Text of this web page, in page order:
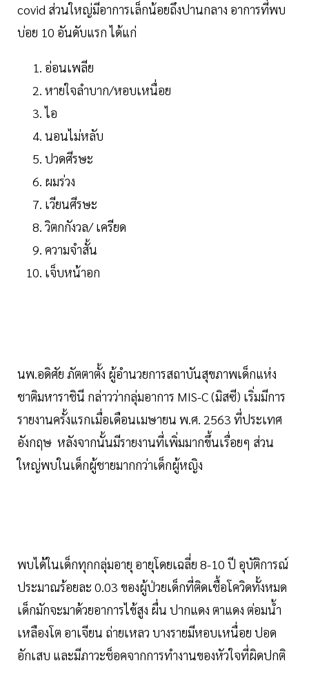
covid ส่วนใหญ่มีอาการเล็กน้อยถึงปานกลาง อาการที่พบ
บ่อย 10 อันดับแรก ได้แก่
อ่อนเพลีย
หายใจลำบาก/หอบเหนื่อย
ไอ
นอนไม่หลับ
ปวดศีรษะ
ผมร่วง
เวียนศีรษะ
วิตกกังวล/ เครียด
ความจำสั้น
เจ็บหน้าอก
นพ.อดิศัย ภัตตาตั้ง ผู้อำนวยการสถาบันสุขภาพเด็กแห่ง
ชาติมหาราชินี กล่าวว่ากลุ่มอาการ MIS-C (มิสซี) เริ่มมีการ
รายงานครั้งแรกเมื่อเดือนเมษายน พ.ศ. 2563 ที่ประเทศ
อังกฤษ หลังจากนั้นมีรายงานที่เพิ่มมากขึ้นเรื่อยๆ ส่วน
ใหญ่พบในเด็กผู้ชายมากกว่าเด็กผู้หญิง
พบได้ในเด็กทุกกลุ่มอายุ อายุโดยเฉลี่ย 8-10 ปี อุบัติการณ์
ประมาณร้อยละ 0.03 ของผู้ป่วยเด็กที่ติดเชื้อโควิดทั้งหมด
เด็กมักจะมาด้วยอาการไข้สูง ผื่น ปากแดง ตาแดง ต่อมน้ำ
เหลืองโต อาเจียน ถ่ายเหลว บางรายมีหอบเหนื่อย ปอด
อักเสบ และมีภาวะช็อคจากการทำงานของหัวใจที่ผิดปกติ